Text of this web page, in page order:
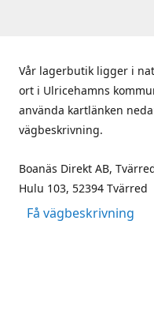
Vår lagerbutik ligger i
ort i Ulricehamns
använda kartlänken
vägbeskrivning.
Boanäs Direkt AB,
Hulu 103, 52394 Tvärred
Få vägbeskrivning